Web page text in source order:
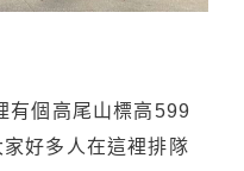
有個高尾山標高599
好多人在這裡排隊